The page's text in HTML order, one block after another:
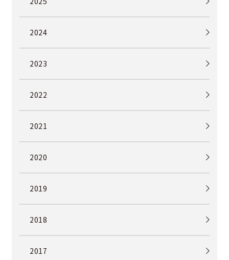
2024
2023
2022
2021
2020
2019
2018
2017